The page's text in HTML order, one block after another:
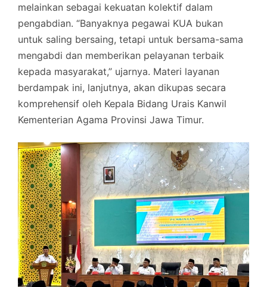
melainkan sebagai kekuatan kolektif dalam
pengabdian. “Banyaknya pegawai KUA bukan
untuk saling bersaing, tetapi untuk bersama-sama
mengabdi dan memberikan pelayanan terbaik
kepada masyarakat,” ujarnya. Materi layanan
berdampak ini, lanjutnya, akan dikupas secara
komprehensif oleh Kepala Bidang Urais Kanwil
Kementerian Agama Provinsi Jawa Timur.